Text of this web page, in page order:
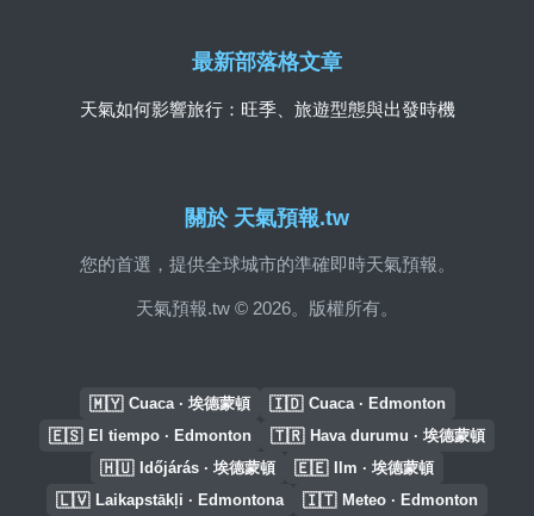
關於 天氣預報.tw
您的首選，提供全球城市的準確即時天氣預報。
天氣預報.tw © 2026。版權所有。
最新部落格文章
天氣如何影響旅行：旺季、旅遊型態與出發時機
🇲🇾 Cuaca · 埃德蒙頓 🇮🇩 Cuaca · Edmonton
🇪🇸 El tiempo · Edmonton 🇹🇷 Hava durumu · 埃德蒙頓
🇭🇺 Időjárás · 埃德蒙頓 🇪🇪 Ilm · 埃德蒙頓
🇱🇻 Laikapstākļi · Edmontona 🇮🇹 Meteo · Edmonton